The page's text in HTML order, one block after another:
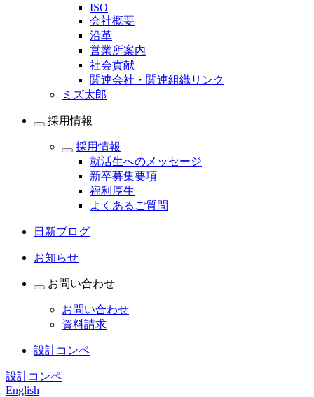
ISO
会社概要
沿革
営業所案内
社会貢献
関連会社・関連組織リンク
ミズ太郎
採用情報
採用情報
就活生へのメッセージ
新卒募集要項
福利厚生
よくあるご質問
日新ブログ
お知らせ
お問い合わせ
お問い合わせ
資料請求
設計コンペ
設計コンペ
English